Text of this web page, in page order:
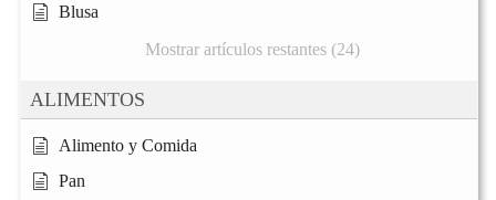
Blusa
Mostrar artículos restantes (24)
ALIMENTOS
Alimento y Comida
Pan